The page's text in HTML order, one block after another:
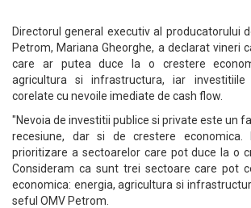
Directorul general executiv al producatorului
Petrom, Mariana Gheorghe, a declarat vineri
care ar putea duce la o crestere
agricultura si infrastructura, iar
corelate cu nevoile imediate de cash flow.
"Nevoia de investitii publice si private este un
recesiune, dar si de crestere
prioritizare a sectoarelor care pot duce la o
Consideram ca sunt trei sectoare care pot
economica: energia, agricultura si
seful OMV Petrom.